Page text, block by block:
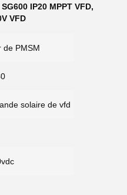
IP20 MPPT VFD,
VFD
de PMSM
solaire de vfd